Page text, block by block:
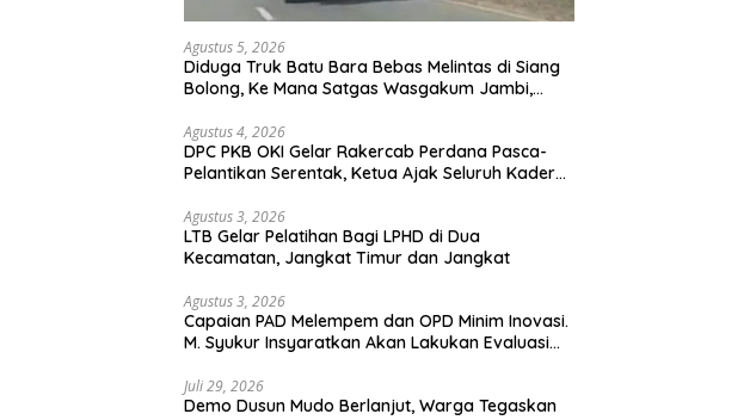
Agustus 5, 2026
Diduga Truk Batu Bara Bebas Melintas di Siang
Bolong, Ke Mana Satgas Wasgakum Jambi,
Agustus 4, 2026
DPC PKB OKI Gelar Rakercab Perdana Pasca-
Pelantikan Serentak, Ketua Ajak Seluruh Kader
Agustus 3, 2026
LTB Gelar Pelatihan Bagi LPHD di Dua
Kecamatan, Jangkat Timur dan Jangkat
Agustus 3, 2026
Capaian PAD Melempem dan OPD Minim Inovasi.
M. Syukur Insyaratkan Akan Lakukan Evaluasi
Juli 29, 2026
Demo Dusun Mudo Berlanjut, Warga Tegaskan